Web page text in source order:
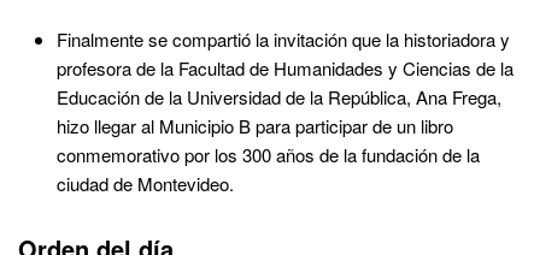
Finalmente se compartió la invitación que la historiadora y
profesora de la Facultad de Humanidades y Ciencias de la
Educación de la Universidad de la República, Ana Frega,
hizo llegar al Municipio B para participar de un libro
conmemorativo por los 300 años de la fundación de la
ciudad de Montevideo.
Orden del día